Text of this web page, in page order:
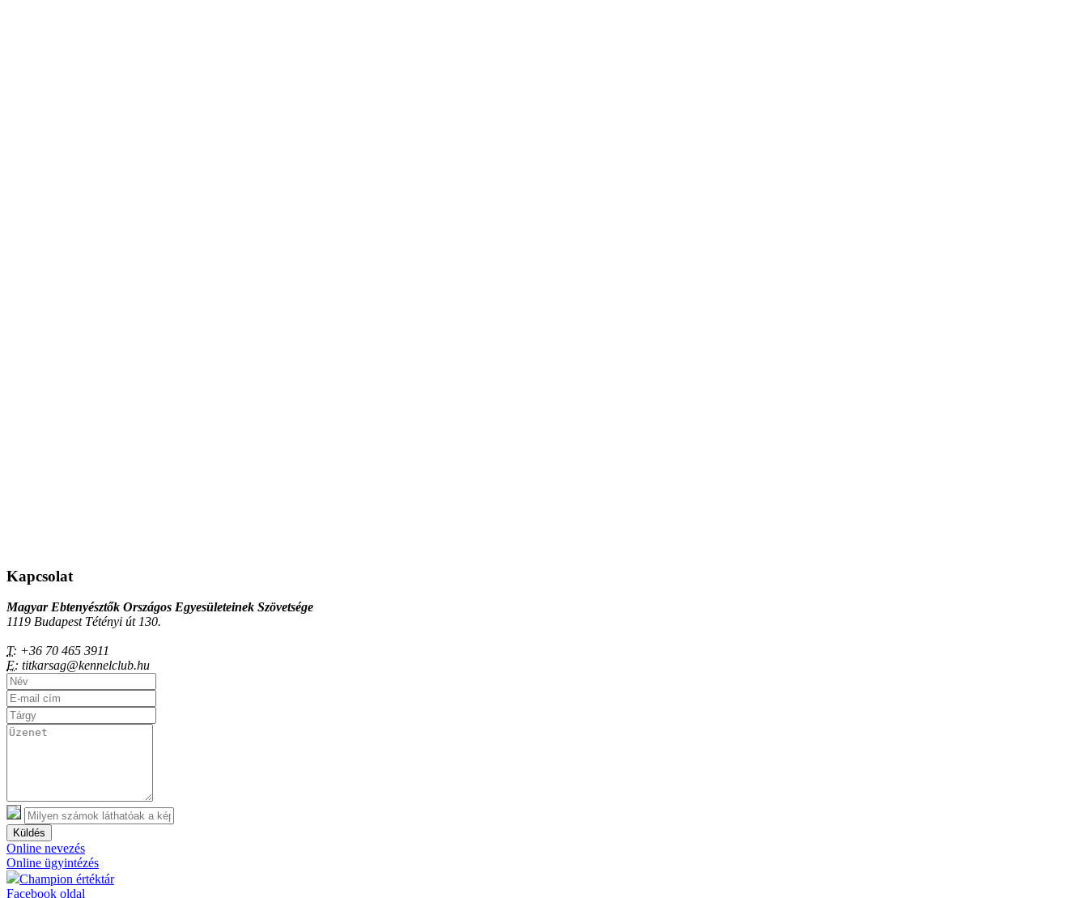
Kapcsolat
Magyar Ebtenyésztők Országos Egyesületeinek Szövetsége
1119 Budapest Tétényi út 130.
T: +36 70 465 3911
E: titkarsag@kennelclub.hu
Küldés
Online nevezés
Online ügyintézés
Champion értéktár
Facebook oldal